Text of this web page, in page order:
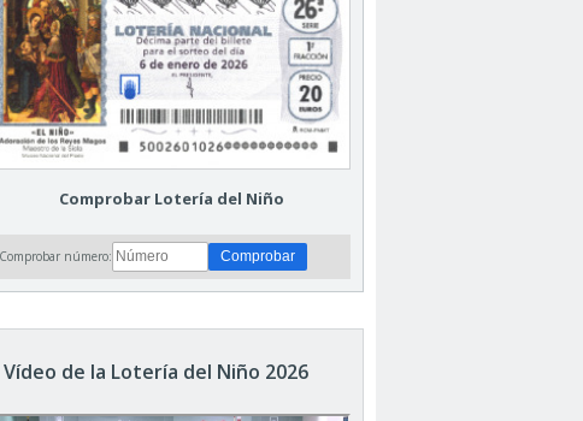
Comprobar Lotería del Niño
Comprobar número:
Vídeo de la Lotería del Niño 2026